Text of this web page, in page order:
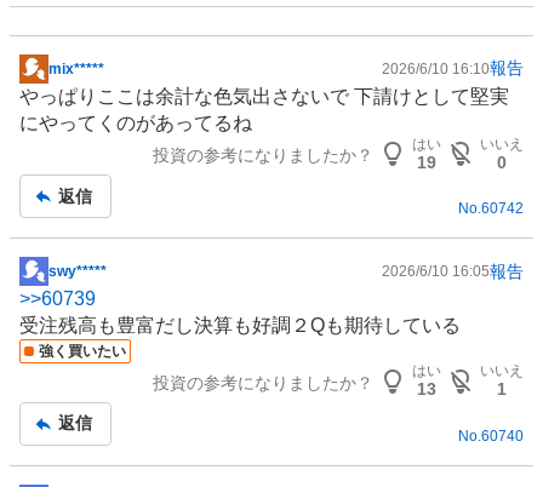
掲
示
板
mix***** 2026/6/10 16:10報告
やっぱりここは余計な色気出さないで 下請けとして堅実
にやってくのがあってるね
投資の参考になりましたか？
はい
19
いいえ
0
返信
No.60742
掲
示
板
記
swy***** 2026/6/10 16:05報告
>>60739
受注残高も豊富だし決算も好調２Qも期待している
強く買いたい
投資の参考になりましたか？
はい
13
いいえ
1
返信
No. 60740